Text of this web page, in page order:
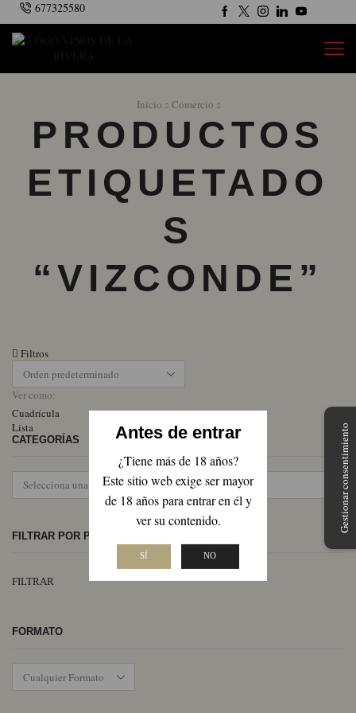
Antes de entrar
¿Tiene más de 18 años?
Este sitio web exige ser mayor
de 18 años para entrar en él y
ver su contenido.
SÍ NO
677325580
Inicio Comercio
PRODUCTOS
ETIQUETADO
S
“VIZCONDE”
Filtros
Ver como:
Cuadrícula
Lista
CATEGORÍAS
FILTRAR POR PRECIO
FILTRAR
FORMATO
Gestionar consentimiento